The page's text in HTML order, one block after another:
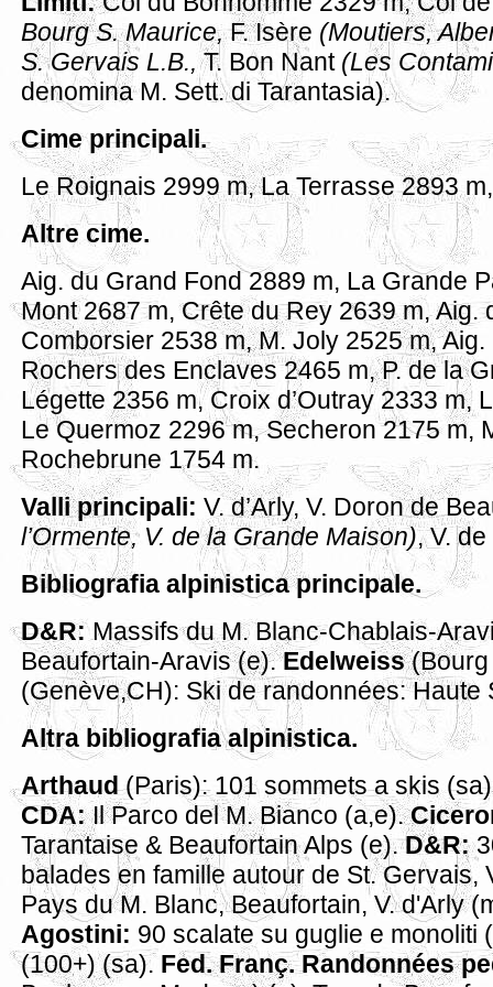
Bourg S. Maurice,F. Isère (Moutiers,
S. Gervais L.B.,T. Bon Nant (Les
denomina M. Sett. di Tarantasia).
Cime principali.
Le Roignais 2999 m, La Terrasse 2893
Altre cime.
Aig. du Grand Fond 2889 m, La Grande
Mont 2687 m, Crête du Rey 2639 m,
Comborsier 2538 m, M. Joly 2525 m,
Rochers des Enclaves 2465 m, P. de la
Légette 2356 m, Croix d’Outray 2333 m,
Le Quermoz 2296 m, Secheron 2175 m,
Rochebrune 1754 m.
Valli principali: V. d’Arly, V. Doron de
l’Ormente, V. de la Grande Maison), V.
Bibliografia alpinistica principale.
D&R:Massifs du M. Blanc-Chablais-
Beaufortain-Aravis (e).Edelweiss
(Genève,CH): Ski de randonnées: Haute
Altra bibliografia alpinistica.
Arthaud(Paris): 101 sommets a skis
CDA:Il Parco del M. Bianco (a,e).
Tarantaise & Beaufortain Alps (e).D&R:
balades en famille autour de St. Gervais,
Pays du M. Blanc, Beaufortain, V. d'Arly
Agostini: 90 scalate su guglie e monoliti
(100+) (sa).Fed. Franç. Randonnées